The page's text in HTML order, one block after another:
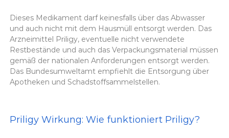
Dieses Medikament darf keinesfalls über das Abwasser
und auch nicht mit dem Hausmüll entsorgt werden. Das
Arzneimittel Priligy, eventuelle nicht verwendete
Restbestände und auch das Verpackungsmaterial müssen
gemäß der nationalen Anforderungen entsorgt werden.
Das Bundesumweltamt empfiehlt die Entsorgung über
Apotheken und Schadstoffsammelstellen.
Priligy Wirkung: Wie funktioniert Priligy?